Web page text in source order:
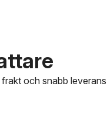
och snabb